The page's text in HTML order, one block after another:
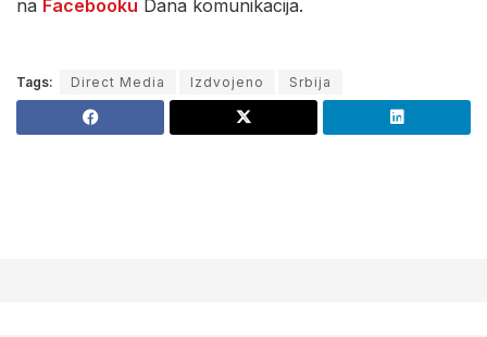
na Facebooku Dana komunikacija.
Tags: Direct Media Izdvojeno Srbija